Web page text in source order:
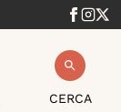
CERCA